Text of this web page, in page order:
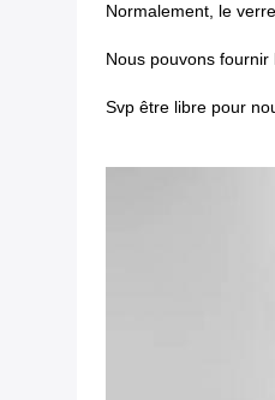
Normalement, le
Nous pouvons
Svp être libre pour